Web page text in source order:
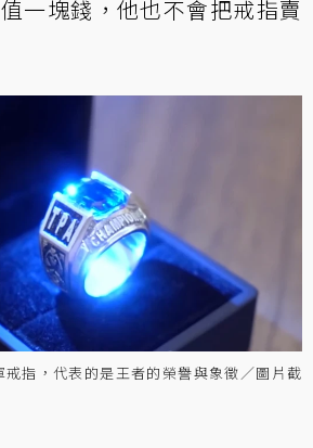
一塊錢，他也不會把戒指賣
戒指，代表的是王者的榮譽與象徵／圖片截